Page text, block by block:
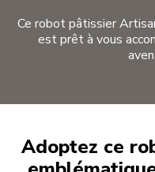
Ce robot pâtissier
est prêt à vous
Adoptez ce